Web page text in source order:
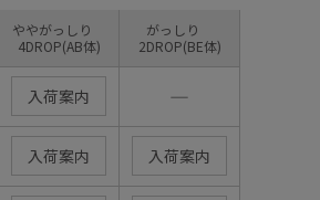
ややがっしり
4DROP(AB体)
がっしり
2DROP(BE体)
入荷案内 ―
入荷案内 入荷案内